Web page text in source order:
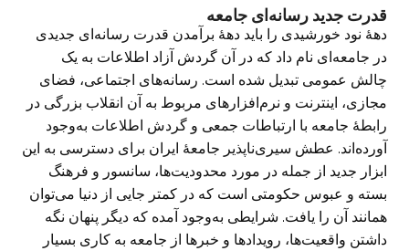
قدرت جدید رسانه‌‌ای جامعه
دههٔ نود خورشیدی را باید دههٔ برآمدن قدرت رسانه‌‌ای جدیدی
در جامعه‌‌ای نام داد که در آن گردش آزاد اطلاعات به یک
چالش عمومی تبدیل شده است. رسانه‌های اجتماعی، فضای
مجازی، اینترنت و نرم‌افزارهای مربوط به آن انقلاب بزرگی در
رابطهٔ جامعه با ارتباطات جمعی و گردش اطلاعات به‌وجود
آورده‌اند. عطش سیری‌ناپذیر جامعهٔ ایران برای دسترسی به این
ابزار جدید از جمله در مورد محدودیت‌ها، سانسور و فرهنگ
بسته و عبوس حکومتی است که در کمتر جایی از دنیا می‌توان
همانند آن را یافت. شرایطی به‌وجود آمده که دیگر پنهان نگه
داشتن واقعیت‌ها، رویدادها و خبرها از جامعه به کاری بسیار